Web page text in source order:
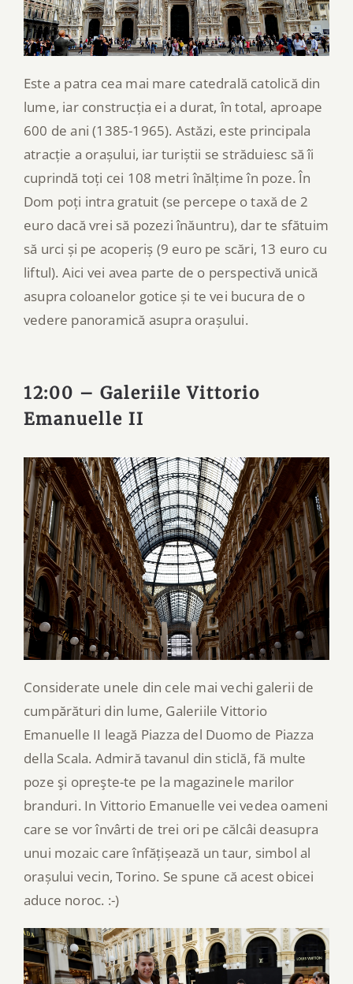
Este a patra cea mai mare catedrală catolică din
lume, iar construcția ei a durat, în total, aproape
600 de ani (1385-1965). Astăzi, este principala
atracție a orașului, iar turiștii se străduiesc să îi
cuprindă toți cei 108 metri înălțime în poze. În
Dom poți intra gratuit (se percepe o taxă de 2
euro dacă vrei să pozezi înăuntru), dar te sfătuim
să urci și pe acoperiș (9 euro pe scări, 13 euro cu
liftul). Aici vei avea parte de o perspectivă unică
asupra coloanelor gotice și te vei bucura de o
vedere panoramică asupra orașului.
12:00 – Galeriile Vittorio
Emanuelle II
Considerate unele din cele mai vechi galerii de
cumpărături din lume, Galeriile Vittorio
Emanuelle II leagă Piazza del Duomo de Piazza
della Scala. Admiră tavanul din sticlă, fă multe
poze şi opreşte-te pe la magazinele marilor
branduri. In Vittorio Emanuelle vei vedea oameni
care se vor învârti de trei ori pe călcâi deasupra
unui mozaic care înfățișează un taur, simbol al
orașului vecin, Torino. Se spune că acest obicei
aduce noroc. :-)